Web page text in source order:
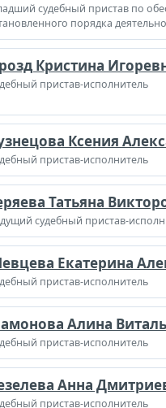
судебный пристав по
порядка
Кристина
пристав-исполнитель
Ксения
пристав-исполнитель
Татьяна
судебный пристав-
Екатерина
пристав-исполнитель
Алина
пристав-исполнитель
Анна
пристав-исполнитель